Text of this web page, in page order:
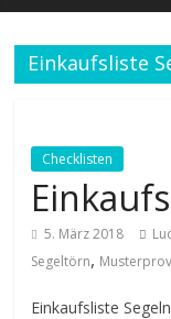
Einkaufsliste
Checklisten
5. März 2018
Segeltörn,
Einkaufsliste